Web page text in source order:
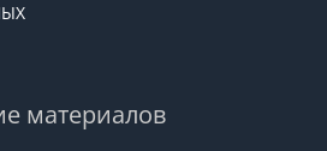
материалов